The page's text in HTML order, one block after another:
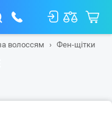
волоссям Фен-щітки